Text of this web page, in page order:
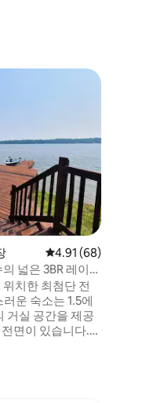
평점 4.91점(5점 만점
4.91 (68)
넓은 3BR 레이크
치한 최첨단 전
운 숙소는 1.5에
거실 공간을 제공
면이 있습니다.